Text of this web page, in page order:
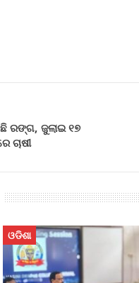
ରଙ୍ଗ, ଜୁଲାଇ ୧୭
ଚାଷୀ
ଓଡିଶା